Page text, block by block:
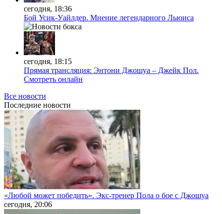
сегодня, 18:36
Бой Усик-Уайлдер. Мнение легендарного Льюиса
сегодня, 18:15
Прямая трансляция: Энтони Джошуа – Джейк Пол.
Смотреть онлайн
Все новости
Последние новости
«Любой может победить». Экс-тренер Пола о бое с Джошуа
сегодня, 20:06